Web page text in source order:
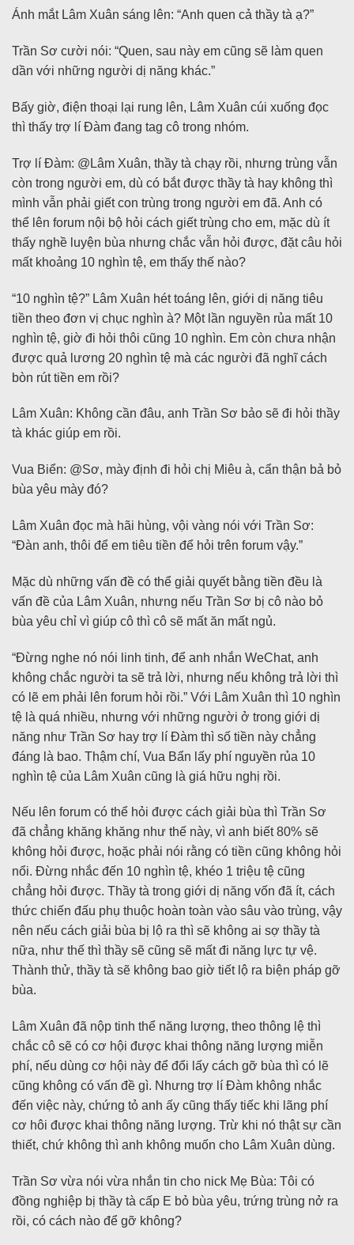
Ánh mắt Lâm Xuân sáng lên: “Anh quen cả thầy tà ạ?”
Trần Sơ cười nói: “Quen, sau này em cũng sẽ làm quen
dần với những người dị năng khác.”
Bấy giờ, điện thoại lại rung lên, Lâm Xuân cúi xuống đọc
thì thấy trợ lí Đàm đang tag cô trong nhóm.
Trợ lí Đàm: @Lâm Xuân, thầy tà chạy rồi, nhưng trùng vẫn
còn trong người em, dù có bắt được thầy tà hay không thì
mình vẫn phải giết con trùng trong người em đã. Anh có
thể lên forum nội bộ hỏi cách giết trùng cho em, mặc dù ít
thấy nghề luyện bùa nhưng chắc vẫn hỏi được, đặt câu hỏi
mất khoảng 10 nghìn tệ, em thấy thế nào?
“10 nghìn tệ?” Lâm Xuân hét toáng lên, giới dị năng tiêu
tiền theo đơn vị chục nghìn à? Một lần nguyền rủa mất 10
nghìn tệ, giờ đi hỏi thôi cũng 10 nghìn. Em còn chưa nhận
được quả lương 20 nghìn tệ mà các người đã nghĩ cách
bòn rút tiền em rồi?
Lâm Xuân: Không cần đâu, anh Trần Sơ bảo sẽ đi hỏi thầy
tà khác giúp em rồi.
Vua Biển: @Sơ, mày định đi hỏi chị Miêu à, cẩn thận bả bỏ
bùa yêu mày đó?
Lâm Xuân đọc mà hãi hùng, vội vàng nói với Trần Sơ:
“Đàn anh, thôi để em tiêu tiền để hỏi trên forum vậy.”
Mặc dù những vấn đề có thể giải quyết bằng tiền đều là
vấn đề của Lâm Xuân, nhưng nếu Trần Sơ bị cô nào bỏ
bùa yêu chỉ vì giúp cô thì cô sẽ mất ăn mất ngủ.
“Đừng nghe nó nói linh tinh, để anh nhắn WeChat, anh
không chắc người ta sẽ trả lời, nhưng nếu không trả lời thì
có lẽ em phải lên forum hỏi rồi.” Với Lâm Xuân thì 10 nghìn
tệ là quá nhiều, nhưng với những người ở trong giới dị
năng như Trần Sơ hay trợ lí Đàm thì số tiền này chẳng
đáng là bao. Thậm chí, Vua Bẩn lấy phí nguyền rủa 10
nghìn tệ của Lâm Xuân cũng là giá hữu nghị rồi.
Nếu lên forum có thể hỏi được cách giải bùa thì Trần Sơ
đã chẳng khăng khăng như thế này, vì anh biết 80% sẽ
không hỏi được, hoặc phải nói rằng có tiền cũng không hỏi
nổi. Đừng nhắc đến 10 nghìn tệ, khéo 1 triệu tệ cũng
chẳng hỏi được. Thầy tà trong giới dị năng vốn đã ít, cách
thức chiến đấu phụ thuộc hoàn toàn vào sâu vào trùng, vậy
nên nếu cách giải bùa bị lộ ra thì sẽ không ai sợ thầy tà
nữa, như thế thì thầy sẽ cũng sẽ mất đi năng lực tự vệ.
Thành thử, thầy tà sẽ không bao giờ tiết lộ ra biện pháp gỡ
bùa.
Lâm Xuân đã nộp tinh thể năng lượng, theo thông lệ thì
chắc cô sẽ có cơ hội được khai thông năng lượng miễn
phí, nếu dùng cơ hội này để đổi lấy cách gỡ bùa thì có lẽ
cũng không có vấn đề gì. Nhưng trợ lí Đàm không nhắc
đến việc này, chứng tỏ anh ấy cũng thấy tiếc khi lãng phí
cơ hôi được khai thông năng lượng. Trừ khi nó thật sự cần
thiết, chứ không thì anh không muốn cho Lâm Xuân dùng.
Trần Sơ vừa nói vừa nhắn tin cho nick Mẹ Bùa: Tôi có
đồng nghiệp bị thầy tà cấp E bỏ bùa yêu, trứng trùng nở ra
rồi, có cách nào để gỡ không?